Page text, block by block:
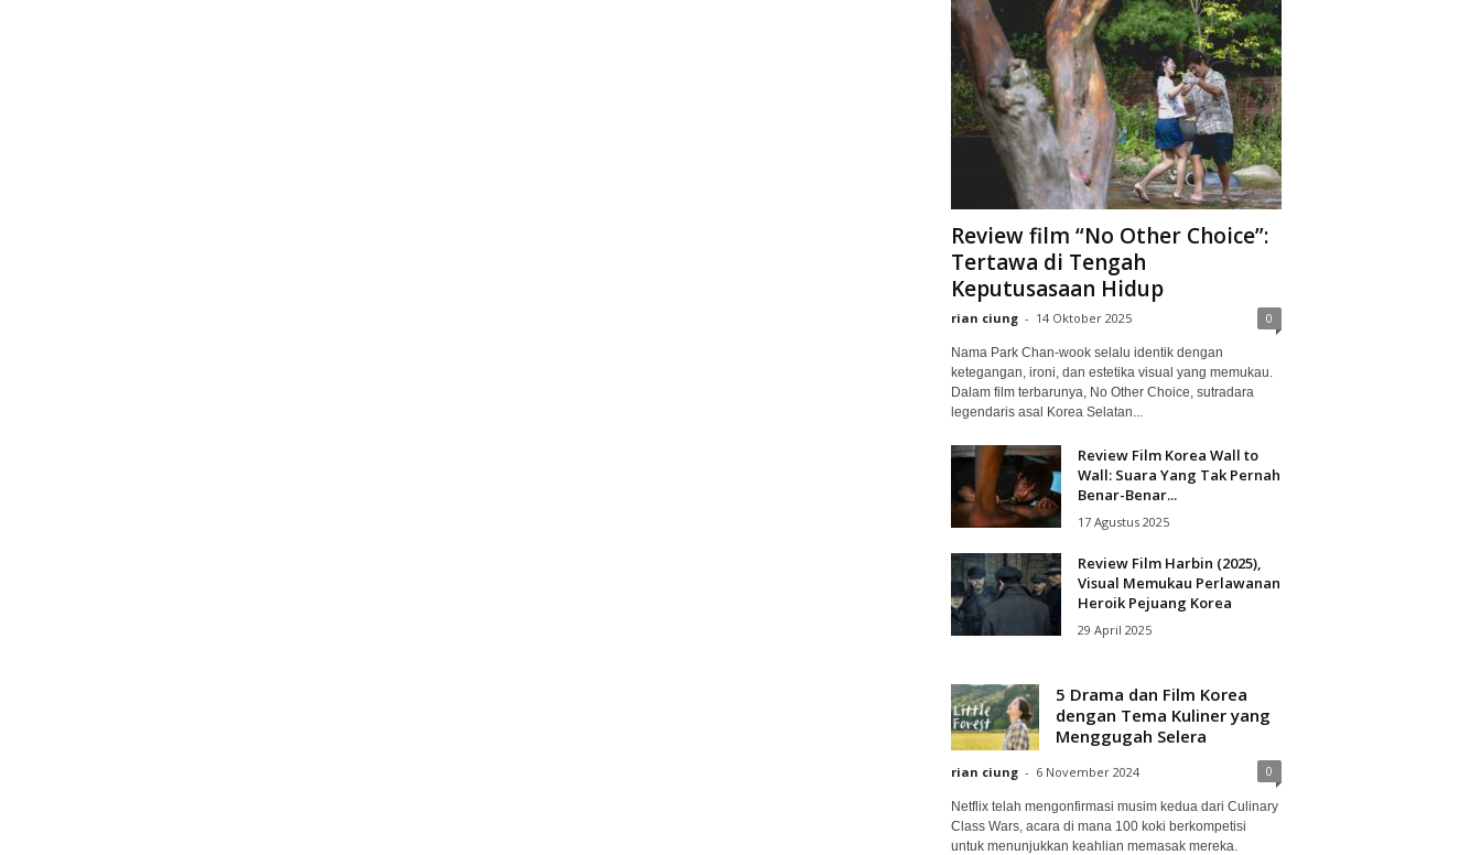
Review film “No Other Choice”:
Tertawa di Tengah
Keputusasaan Hidup
rian ciung - 14 Oktober 2025 0
Nama Park Chan-wook selalu identik dengan
ketegangan, ironi, dan estetika visual yang memukau.
Dalam film terbarunya, No Other Choice, sutradara
legendaris asal Korea Selatan...
Review Film Korea Wall to
Wall: Suara Yang Tak Pernah
Benar-Benar...
17 Agustus 2025
Review Film Harbin (2025),
Visual Memukau Perlawanan
Heroik Pejuang Korea
29 April 2025
5 Drama dan Film Korea
dengan Tema Kuliner yang
Menggugah Selera
rian ciung - 6 November 2024 0
Netflix telah mengonfirmasi musim kedua dari Culinary
Class Wars, acara di mana 100 koki berkompetisi
untuk menunjukkan keahlian memasak mereka.